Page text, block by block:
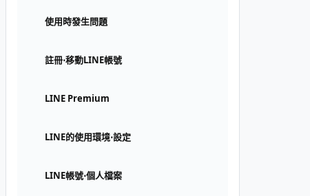
使用時發生問題
註冊⋅移動LINE帳號
LINE Premium
LINE的使用環境⋅設定
LINE帳號⋅個人檔案